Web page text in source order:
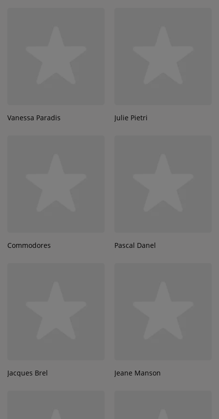
Vanessa Paradis Julie Pietri
Commodores Pascal Danel
Jacques Brel Jeane Manson